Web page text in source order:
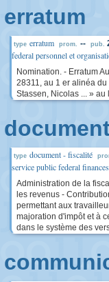
erratum
type erratum prom. -- pub.
federal personnel et
Nomination. - Erratum
28311, au 1 er alinéa
Stassen, Nicolas ... » au
type document - fiscalité
service public federal finances
Administration de la
les revenus -
permettant aux
majoration d'impôt et à
dans le système des